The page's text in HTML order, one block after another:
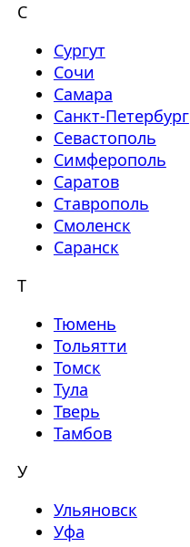
С
Сургут
Сочи
Самара
Санкт-Петербург
Севастополь
Симферополь
Саратов
Ставрополь
Смоленск
Саранск
Т
Тюмень
Тольятти
Томск
Тула
Тверь
Тамбов
У
Ульяновск
Уфа